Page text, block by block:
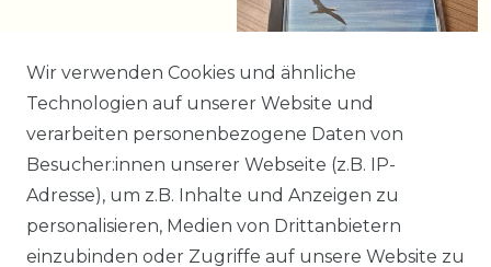
* incl. ges. MwSt. zzgl. Versandkosten
Wir verwenden Cookies und ähnliche
Technologien auf unserer Website und
verarbeiten personenbezogene Daten von
Besucher:innen unserer Webseite (z.B. IP-
Adresse), um z.B. Inhalte und Anzeigen zu
personalisieren, Medien von Drittanbietern
einzubinden oder Zugriffe auf unsere Website zu